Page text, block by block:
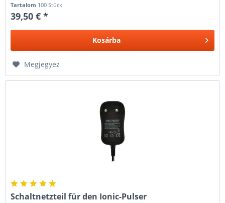
Tartalom 100 Stück
39,50 € *
Kosárba
Megjegyez
Schaltnetzteil für den Ionic-Pulser